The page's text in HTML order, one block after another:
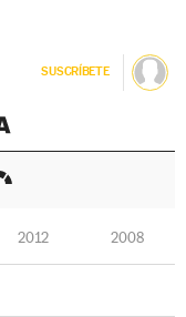
SUSCRÍBETE
2012 2008